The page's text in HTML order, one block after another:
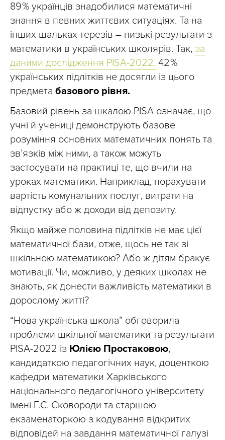
89 % українців знадобилися математичні
знання в певних життєвих ситуаціях. Та на
інших шальках терезів – низькі результати з
математики в українських школярів. Так, за
даними дослідження PISA-2022, 42 %
українських підлітків не досягли із цього
предмета базового рівня.
Базовий рівень за шкалою PISA означає, що
учні й учениці демонструють базове
розуміння основних математичних понять та
зв’язків між ними, а також можуть
застосувати на практиці те, що вчили на
уроках математики. Наприклад, порахувати
вартість комунальних послуг, витрати на
відпустку або ж доходи від депозиту.
Якщо майже половина підлітків не має цієї
математичної бази, отже, щось не так зі
шкільною математикою? Або ж дітям бракує
мотивації. Чи, можливо, у деяких школах не
знають, як донести важливість математики в
дорослому житті?
“Нова українська школа” обговорила
проблеми шкільної математики та результати
PISA-2022 із Юлією Простаковою,
кандидаткою педагогічних наук, доценткою
кафедри математики Харківського
національного педагогічного університету
імені Г.С. Сковороди та старшою
екзаменаторкою з кодування відкритих
відповідей на завдання математичної галузі